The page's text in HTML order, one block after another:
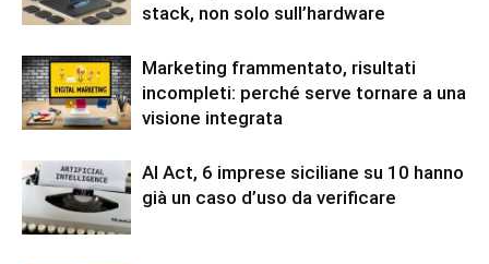
stack, non solo sull’hardware
Marketing frammentato, risultati
incompleti: perché serve tornare a una
visione integrata
AI Act, 6 imprese siciliane su 10 hanno
già un caso d’uso da verificare